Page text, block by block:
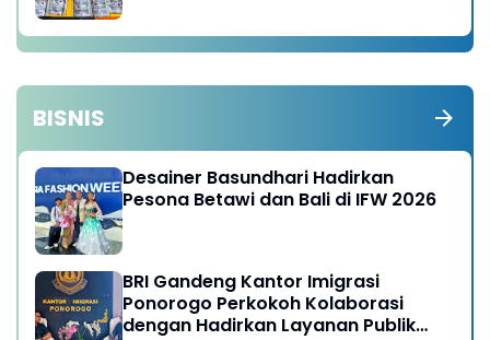
BISNIS
Desainer Basundhari Hadirkan
Pesona Betawi dan Bali di IFW 2026
BRI Gandeng Kantor Imigrasi
Ponorogo Perkokoh Kolaborasi
dengan Hadirkan Layanan Publik